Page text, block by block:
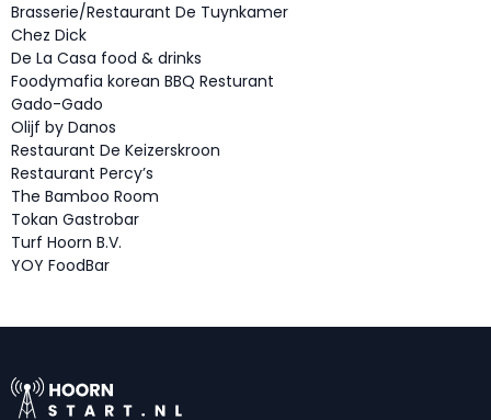
Brasserie/Restaurant De Tuynkamer
Chez Dick
De La Casa food & drinks
Foodymafia korean BBQ Resturant
Gado-Gado
Olijf by Danos
Restaurant De Keizerskroon
Restaurant Percy’s
The Bamboo Room
Tokan Gastrobar
Turf Hoorn B.V.
YOY FoodBar